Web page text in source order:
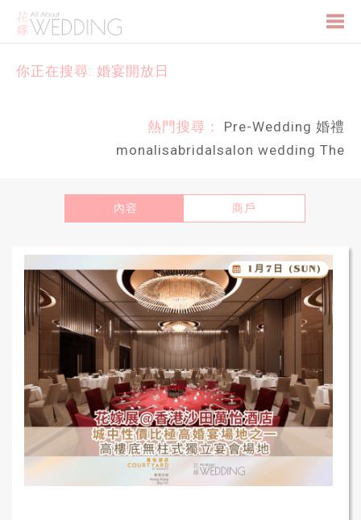
你正在搜尋: 婚宴開放日
熱門搜尋： Pre-Wedding 婚禮
monalisabridalsalon wedding The
內容 商戶